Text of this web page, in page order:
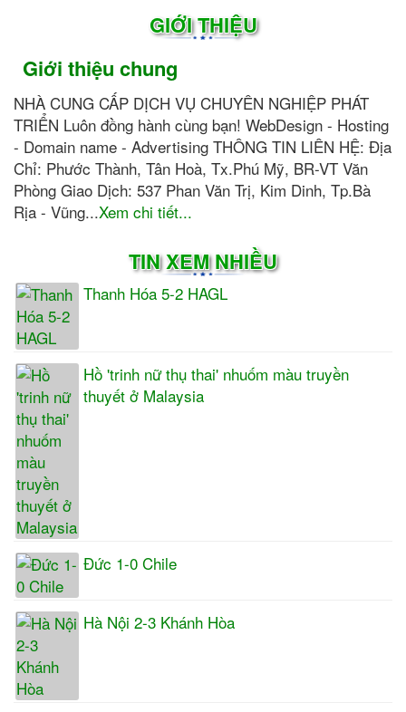
GIỚI THIỆU
Giới thiệu chung
NHÀ CUNG CẤP DỊCH VỤ CHUYÊN NGHIỆP PHÁT
TRIỂN Luôn đồng hành cùng bạn! WebDesign - Hosting
- Domain name - Advertising THÔNG TIN LIÊN HỆ: Địa
Chỉ: Phước Thành, Tân Hoà, Tx.Phú Mỹ, BR-VT Văn
Phòng Giao Dịch: 537 Phan Văn Trị, Kim Dinh, Tp.Bà
Rịa - Vũng...Xem chi tiết...
TIN XEM NHIỀU
Thanh Hóa 5-2 HAGL
Hồ 'trinh nữ thụ thai' nhuốm màu truyền
thuyết ở Malaysia
Đức 1-0 Chile
Hà Nội 2-3 Khánh Hòa